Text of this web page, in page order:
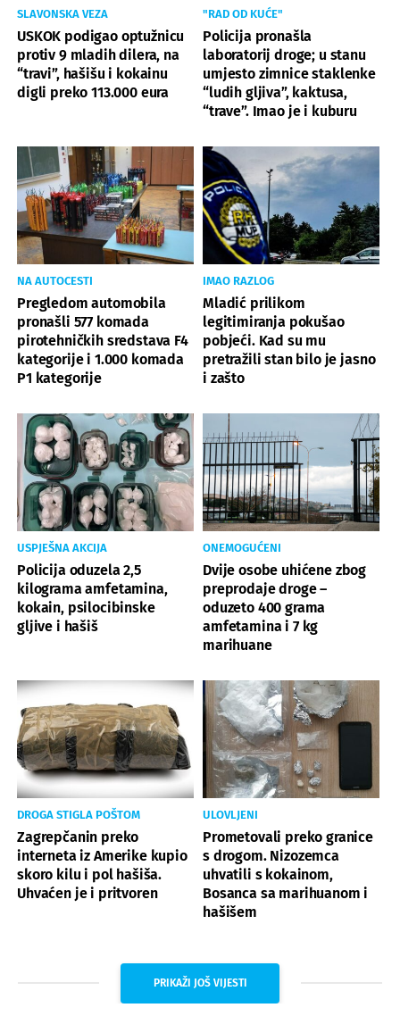
SLAVONSKA VEZA
USKOK podigao optužnicu
protiv 9 mladih dilera, na
“travi”, hašišu i kokainu
digli preko 113.000 eura
"RAD OD KUĆE"
Policija pronašla
laboratorij droge; u stanu
umjesto zimnice staklenke
“ludih gljiva”, kaktusa,
“trave”. Imao je i kuburu
NA AUTOCESTI
Pregledom automobila
pronašli 577 komada
pirotehničkih sredstava F4
kategorije i 1.000 komada
P1 kategorije
IMAO RAZLOG
Mladić prilikom
legitimiranja pokušao
pobjeći. Kad su mu
pretražili stan bilo je jasno
i zašto
USPJEŠNA AKCIJA
Policija oduzela 2,5
kilograma amfetamina,
kokain, psilocibinske
gljive i hašiš
ONEMOGUĆENI
Dvije osobe uhićene zbog
preprodaje droge –
oduzeto 400 grama
amfetamina i 7 kg
marihuane
DROGA STIGLA POŠTOM
Zagrepčanin preko
interneta iz Amerike kupio
skoro kilu i pol hašiša.
Uhvaćen je i pritvoren
ULOVLJENI
Prometovali preko granice
s drogom. Nizozemca
uhvatili s kokainom,
Bosanca sa marihuanom i
hašišem
PRIKAŽI JOŠ VIJESTI